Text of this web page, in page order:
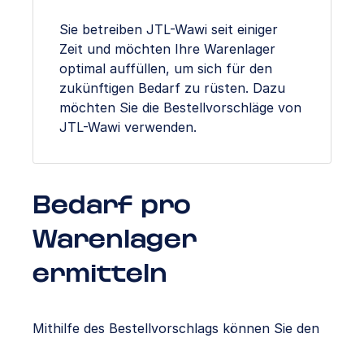
Sie betreiben JTL-Wawi seit einiger
Zeit und möchten Ihre Warenlager
optimal auffüllen, um sich für den
zukünftigen Bedarf zu rüsten. Dazu
möchten Sie die Bestellvorschläge von
JTL-Wawi verwenden.
Bedarf pro
Warenlager
ermitteln
Mithilfe des Bestellvorschlags können Sie den